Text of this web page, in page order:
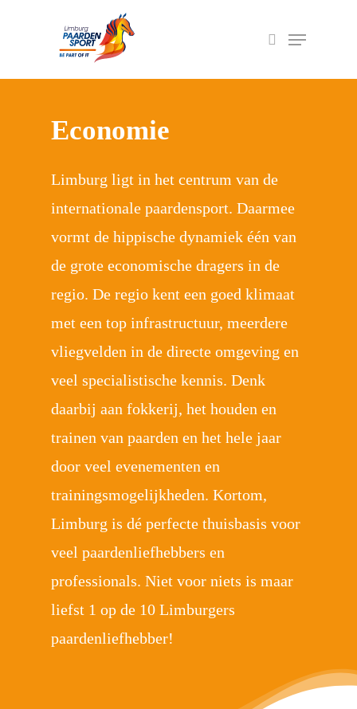
Economie
Limburg ligt in het centrum van de
internationale paardensport. Daarmee
vormt de hippische dynamiek één van
de grote economische dragers in de
regio. De regio kent een goed klimaat
met een top infrastructuur, meerdere
vliegvelden in de directe omgeving en
veel specialistische kennis. Denk
daarbij aan fokkerij, het houden en
trainen van paarden en het hele jaar
door veel evenementen en
trainingsmogelijkheden. Kortom,
Limburg is dé perfecte thuisbasis voor
veel paardenliefhebbers en
professionals. Niet voor niets is maar
liefst 1 op de 10 Limburgers
paardenliefhebber!